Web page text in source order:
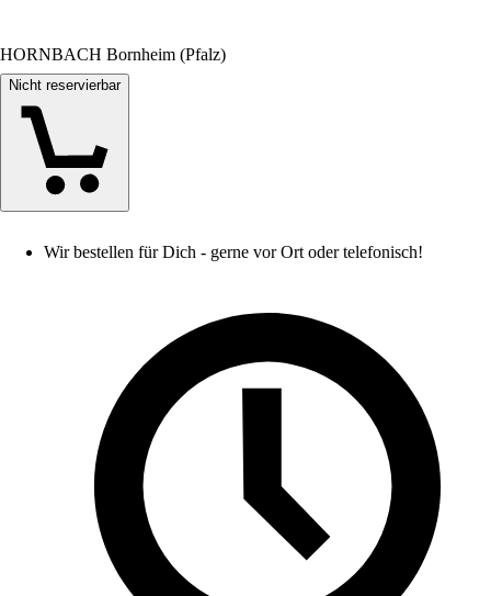
HORNBACH Bornheim (Pfalz)
Nicht reservierbar
Wir bestellen für Dich - gerne vor Ort oder telefonisch!